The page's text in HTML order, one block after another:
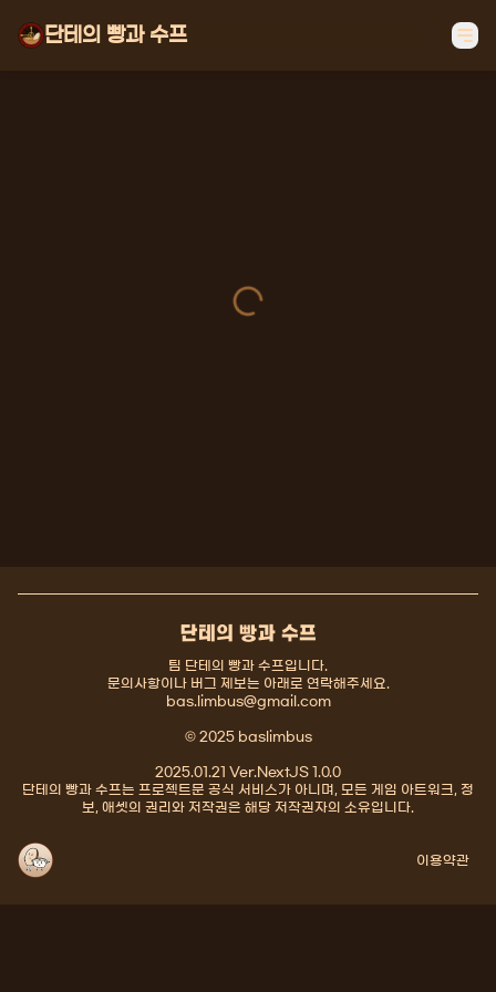
단테의 빵과 수프
단테의 빵과 수프
팀 단테의 빵과 수프입니다.
문의사항이나 버그 제보는 아래로 연락해주세요.
bas.limbus@gmail.com
© 2025 baslimbus
2025.01.21 Ver.NextJS 1.0.0
단테의 빵과 수프는 프로젝트문 공식 서비스가 아니며, 모든 게임 아트워크, 정
보, 애셋의 권리와 저작권은 해당 저작권자의 소유입니다.
이용약관